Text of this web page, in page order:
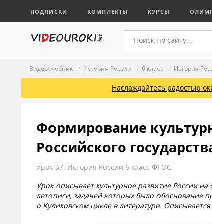
ПОДПИСКИ КОМПЛЕКТЫ КУРСЫ
Видеоучебник / История России / 6 класс / История
Наслаждайтесь радостью
Формирование
Российского
Урок 37. История России 6 класс ФГОС
Урок описывает культурное развитие России
летописи, задачей которых было обоснование
о Куликовском цикле в литературе.